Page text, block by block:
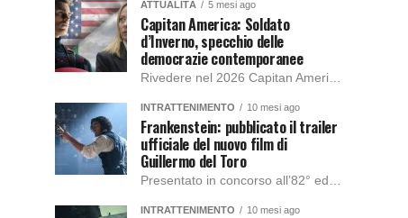
ATTUALITÀ 5 mesi ago
Capitan America: Soldato
d’Inverno, specchio delle
democrazie contemporanee
INTRATTENIMENTO 10 mesi ago
Frankenstein: pubblicato il trailer
ufficiale del nuovo film di
Guillermo del Toro
INTRATTENIMENTO 10 mesi ago